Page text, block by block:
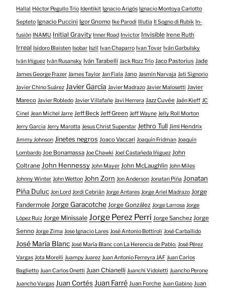
Hallal
Héctor Pegullo Trío Identikit Ignacio Arigós Ignacio Montoya Carlotto
Septeto Ignacio Puccini Igor Gnomo Ike Parodi Illutia Il Sogno di Rubik In-
fusión INAMU Initial Gravity Inner Road Invictor Invisible Irene Ruth
Irreal Isidoro Blaisten Isobar Iszil Ivan Chaparro Ivan Tovar Iván Garbulsky
Iván Iñiguez Iván Rusansky Iván Tarabelli Jack Rozz Trío Jaco Pastorius Jade
James George Frazer James Taylor Jan Fiala Jano Jasmín Narvaja Jati Signorio
Javier Chino Suárez Javier García Javier Madrazo Javier Malosetti Javier
Mareco Javier Robledo Javier Villafañe Javi Herrera Jazz Cuvée Jaén Kieff JC
Cinel Jean Michel Jarre Jeff Beck Jeff Green Jeff Wayne Jelly Roll Morton
Jerry Garcia Jerry Marotta Jesus Christ Superstar Jethro Tull Jimi Hendrix
Jimmy Johnson Jinetes negros Joaco Vaccari Joaquín Fridman Joaquín
Lombardo Joe Bonamassa Joe Chawki Joel Castañeda Iñiguez John
Coltrane John Hennessy John Mayer John McLaughlin John Miles
Johnny Winter John Wetton John Zorn Jon Anderson Jonatan Piña Jonatan
Piña Duluc Jon Lord Jordi Cebrián Jorge Antares Jorge Ariel Madrazo Jorge
Fandermole Jorge Garacotche Jorge González Jorge Larrosa Jorge
López Ruiz Jorge Minissale Jorge Perez Perri Jorge Sanchez Jorge
Senno Jorge Zima Jose Ignacio Lares José Antonio Bottiroli José Carballido
José María Blanc José María Blanc con La Herencia de Pablo. José Pérez
Vargas Jota Morelli Juampy Juarez Juan Antonio Ferreyra JAF Juan Carlos
Baglietto Juan Carlos Onetti Juan Chianelli Juanchi Vidoletti Juancho Perone
Juancho Vargas Juan Cortés Juan Farré Juan Forche Juan Gabino Juan